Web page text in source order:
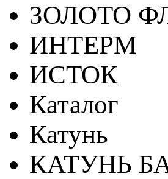
ЗОЛОТО
ИНТЕРМ
ИСТОК
Каталог
Катунь
КАТУНЬ